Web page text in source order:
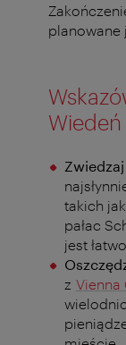
planowane
Wiedeń
takich
pałac
jest
z Vienna